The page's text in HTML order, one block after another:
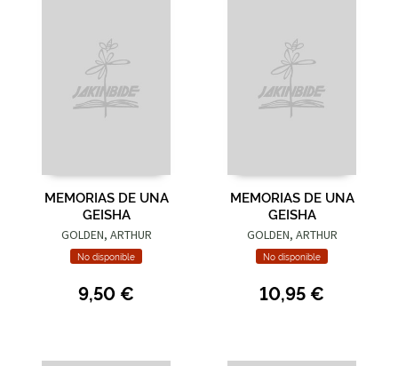
MEMORIAS DE UNA
GEISHA
GOLDEN, ARTHUR
No disponible
9,50 €
MEMORIAS DE UNA
GEISHA
GOLDEN, ARTHUR
No disponible
10,95 €